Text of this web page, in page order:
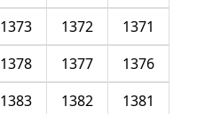
1371
1372
1373
1376
1377
1378
1381
1382
1383